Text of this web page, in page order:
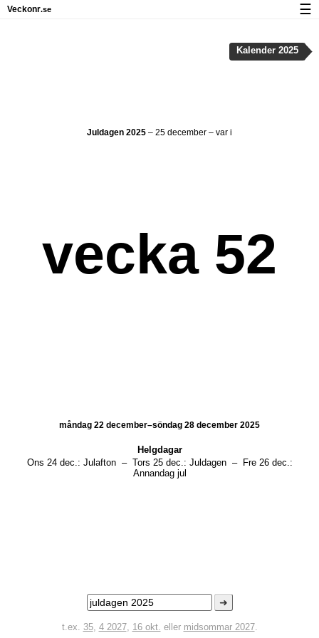
Juldagen 2025 – 25 december – var i
vecka 52
måndag 22 december–söndag 28 december 2025
Helgdagar
Ons 24 dec.: Julafton– Tors 25 dec.: Juldagen– Fre 26 dec.:
Annandag jul
➜
t.ex. 35, 4 2027, 16 okt. eller midsommar 2027.
Kalender 2025
Veckonr.se ☰